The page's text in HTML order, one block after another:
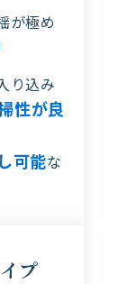
が極め
り込み
性が良
可能な
プ